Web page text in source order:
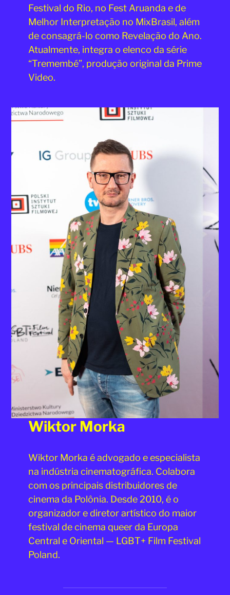
Festival do Rio, no Fest Aruanda e de
Melhor Interpretação no MixBrasil, além
de consagrá-lo como Revelação do Ano.
Atualmente, integra o elenco da série
“Tremembé”, produção original da Prime
Video.
Wiktor Morka
Wiktor Morka é advogado e especialista
na indústria cinematográfica. Colabora
com os principais distribuidores de
cinema da Polônia. Desde 2010, é o
organizador e diretor artístico do maior
festival de cinema queer da Europa
Central e Oriental — LGBT+ Film Festival
Poland.